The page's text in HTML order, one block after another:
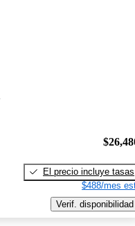
El precio incluye tasas
$488/mes
Verif. disponibilidad